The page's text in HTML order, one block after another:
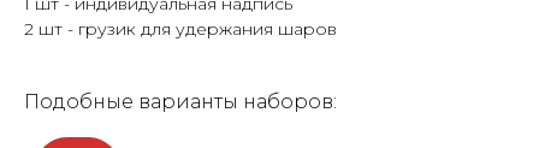
2 шт - грузик для удержания шаров
Подобные варианты наборов: